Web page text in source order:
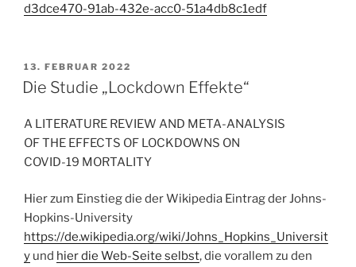
d3dce470-91ab-432e-acc0-51a4db8c1edf
VERÖFFENTLICHT
AM
13. FEBRUAR 2022
Die Studie „Lockdown Effekte“
A LITERATURE REVIEW AND META-ANALYSIS
OF THE EFFECTS OF LOCKDOWNS ON
COVID-19 MORTALITY
Hier zum Einstieg die der Wikipedia Eintrag der Johns-
Hopkins-University
https://de.wikipedia.org/wiki/Johns_Hopkins_Universit
y und hier die Web-Seite selbst, die vorallem zu den